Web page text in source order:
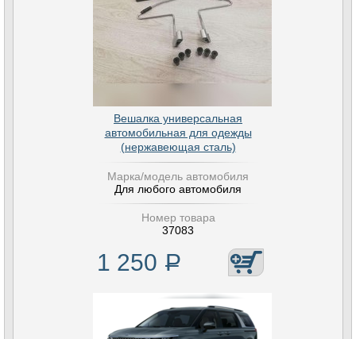
Вешалка универсальная
автомобильная для одежды
(нержавеющая сталь)
Марка/модель автомобиля
Для любого автомобиля
Номер товара
37083
1 250 Р